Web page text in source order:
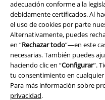
adecuación conforme a la
debidamente certificados. Al
el uso de cookies por parte
Alternativamente, puedes
en “Rechazar todo”—en este
necesarias. También puedes
haciendo clic en “Configurar”.
tu consentimiento en
Para más información sobre
privacidad.
Eliminación de residuos y
Declaración de Conformidad
Información sobre accesibilidad
Configuración Cookies